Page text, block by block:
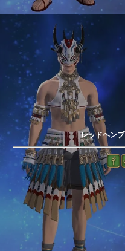
レッドヘン